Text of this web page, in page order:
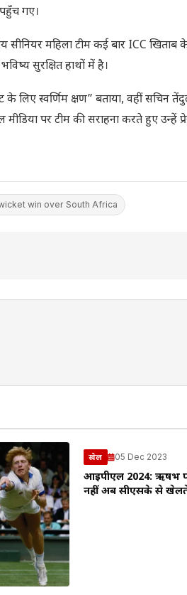
गए।
सीनियर महिला टीम कई बार ICC
सुरक्षित हाथों में है।
के लिए स्वर्णिम क्षण” बताया, वहीं सचिन
पर टीम की सराहना करते हुए उन्हें
win over South Africa
खेल 05 Dec 2023
आईपीएल 2024: ऋषभ
नहीं अब सीएसके से